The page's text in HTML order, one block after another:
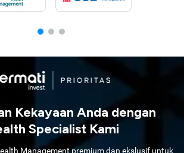
Kekayaan Anda dengan
Specialist Kami
Management premium dan ekslusif untuk